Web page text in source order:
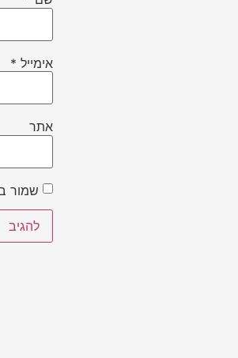
אימייל *
אתר
שמור